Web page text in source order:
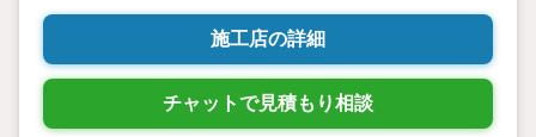
施工店の詳細
チャットで見積もり相談